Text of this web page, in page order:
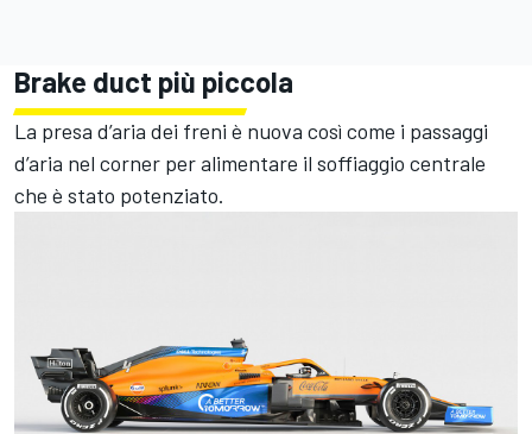
Brake duct più piccola
La presa d’aria dei freni è nuova così come i passaggi
d’aria nel corner per alimentare il soffiaggio centrale
che è stato potenziato.